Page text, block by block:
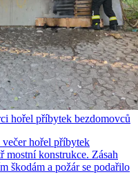
hořel příbytek bezdomovců
večer hořel příbytek
konstrukce. Zásah
škodám a požár se podařilo